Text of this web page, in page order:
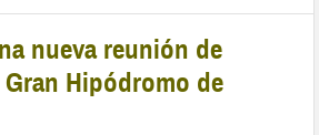
nueva reunión de
Hipódromo de